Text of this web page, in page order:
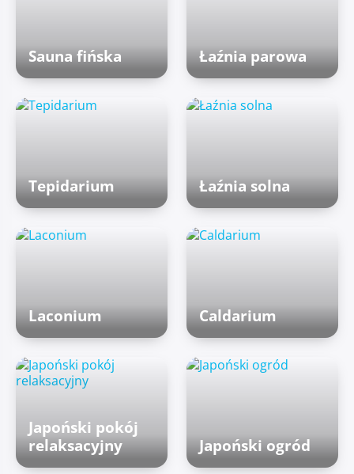
Sauna fińska Łaźnia parowa
Tepidarium Łaźnia solna
Laconium Caldarium
Japoński pokój
relaksacyjny
Japoński ogród